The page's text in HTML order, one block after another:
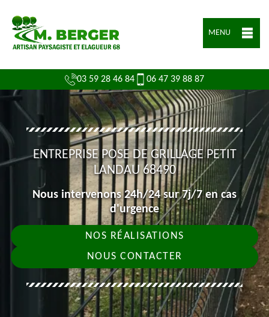
MENU
03 59 28 46 84 06 47 39 88 87
ENTREPRISE POSE DE GRILLAGE PETIT
LANDAU 68490
Nous intervenons 24h/24 sur 7j/7 en cas
d'urgence
NOS RÉALISATIONS
NOUS CONTACTER